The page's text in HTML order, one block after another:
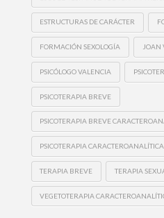
ESTRUCTURAS DE CARÁCTER
FORMACIÓN SEXOLOGÍA JOAN
PSICÓLOGO VALENCIA
PSICOTERAPIA BREVE
PSICOTERAPIA BREVE
PSICOTERAPIA CARACTEROANALÍTICA
TERAPIA BREVE TERAPIA
VEGETOTERAPIA